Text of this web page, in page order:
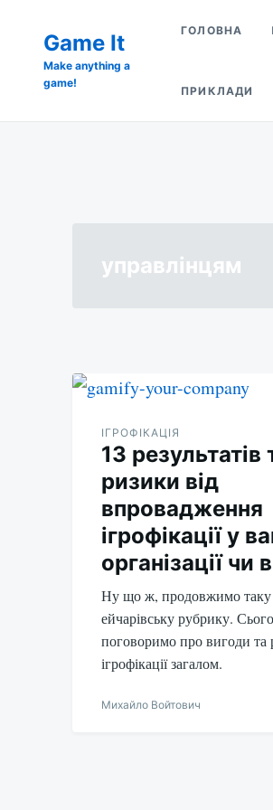
content
for:
Game It
Make anything a
game!
ГОЛОВНА
ПРИКЛАДИ
управлінцям
ІГРОФІКАЦІЯ
13 результатів
ризики від
впровадження
ігрофікації у
організації чи
Ну що ж, продовжимо таку
ейчарівську рубрику.
поговоримо про вигоди та
ігрофікації загалом.
Михайло Войтович